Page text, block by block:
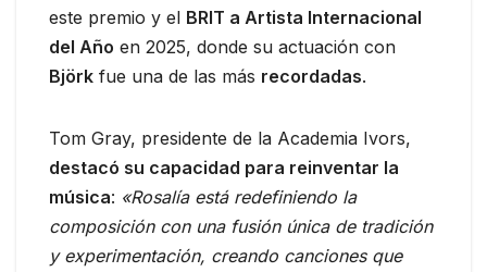
este premio y el BRIT a Artista Internacional
del Año en 2025, donde su actuación con
Björk fue una de las más recordadas.
Tom Gray, presidente de la Academia Ivors,
destacó su capacidad para reinventar la
música: «Rosalía está redefiniendo la
composición con una fusión única de tradición
y experimentación, creando canciones que